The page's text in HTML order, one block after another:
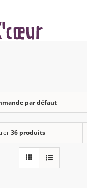
par défaut
36 produits